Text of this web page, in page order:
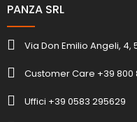
PANZA SRL
Via Don Emilio Angeli, 4,
Customer Care +39 800
Uffici +39 0583 295629